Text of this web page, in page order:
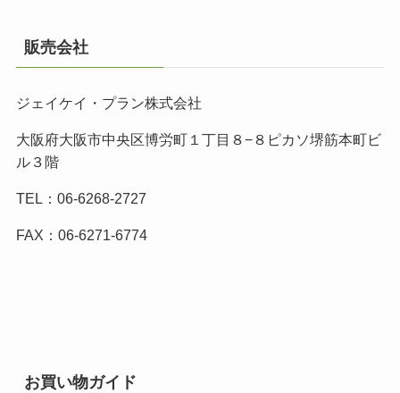
販売会社
ジェイケイ・プラン株式会社
大阪府大阪市中央区博労町１丁目８−８ピカソ堺筋本町ビ
ル３階
TEL：06-6268-2727
FAX：06-6271-6774
お買い物ガイド